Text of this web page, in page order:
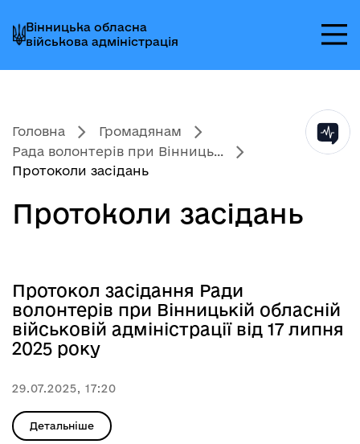
до
головного
меню
до
головного
вмісту
до
головного
колонтитула
Вінницька обласна
військова адміністрація
Головна
Громадянам
Рада волонтерів при Вінниць...
Протоколи засідань
Протоколи засідань
Протокол засідання Ради
волонтерів при Вінницькій обласній
військовій адміністрації від 17 липня
2025 року
29.07.2025, 17:20
Детальніше